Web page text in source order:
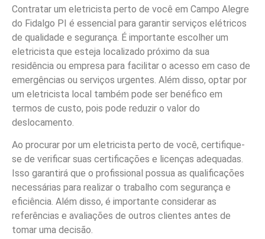
Contratar um eletricista perto de você em Campo Alegre
do Fidalgo PI é essencial para garantir serviços elétricos
de qualidade e segurança. É importante escolher um
eletricista que esteja localizado próximo da sua
residência ou empresa para facilitar o acesso em caso de
emergências ou serviços urgentes. Além disso, optar por
um eletricista local também pode ser benéfico em
termos de custo, pois pode reduzir o valor do
deslocamento.
Ao procurar por um eletricista perto de você, certifique-
se de verificar suas certificações e licenças adequadas.
Isso garantirá que o profissional possua as qualificações
necessárias para realizar o trabalho com segurança e
eficiência. Além disso, é importante considerar as
referências e avaliações de outros clientes antes de
tomar uma decisão.